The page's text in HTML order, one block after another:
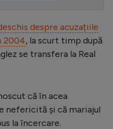
despre acuzațiile
2004, la scurt timp după
se transfera la Real
că în acea
nefericită și că mariajul
la încercare.